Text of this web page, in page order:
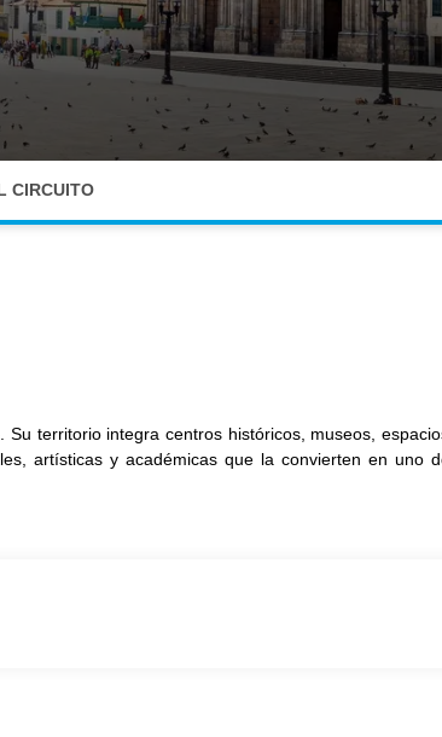
CIRCUITO
territorio integra centros históricos, museos,
artísticas y académicas que la convierten en uno